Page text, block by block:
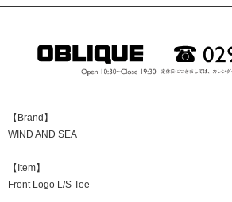
【Brand】
WIND AND SEA
【Item】
Front Logo L/S Tee